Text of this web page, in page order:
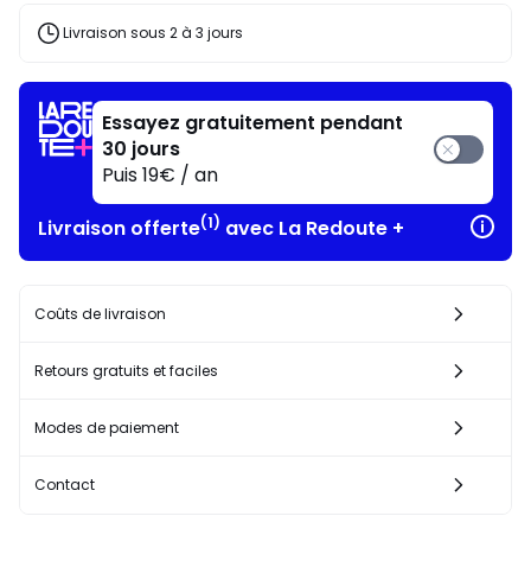
articles
profite
!
Livraison sous 2 à 3 jours
Essayez gratuitement pendant
30 jours
Puis 19€ / an
Livraison offerte(1) avec La Redoute +
Coûts de livraison
Retours gratuits et faciles
Modes de paiement
Contact